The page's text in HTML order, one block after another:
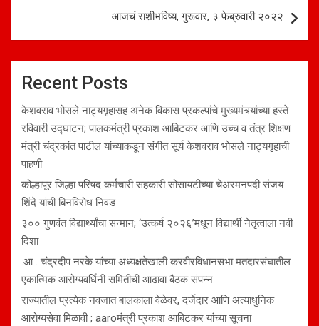
आजचं राशीभविष्य, गुरूवार, ३ फेब्रुवारी २०२२
Recent Posts
केशवराव भोसले नाट्यगृहासह अनेक विकास प्रकल्पांचे मुख्यमंत्र्यांच्या हस्ते
रविवारी उद्घाटन; पालकमंत्री प्रकाश आबिटकर आणि उच्च व तंत्र शिक्षण
मंत्री चंद्रकांत पाटील यांच्याकडून संगीत सूर्य केशवराव भोसले नाट्यगृहाची
पाहणी
कोल्हापूर जिल्हा परिषद कर्मचारी सहकारी सोसायटीच्या चेअरमनपदी संजय
शिंदे यांची बिनविरोध निवड
३०० गुणवंत विद्यार्थ्यांचा सन्मान; ‘उत्कर्ष २०२६’मधून विद्यार्थी नेतृत्वाला नवी
दिशा
:आ . चंद्रदीप नरके यांच्या अध्यक्षतेखाली करवीरविधानसभा मतदारसंघातील
एकात्मिक आरोग्यवर्धिनी समितीची आढावा बैठक संपन्न
राज्यातील प्रत्येक नवजात बालकाला वेळेवर, दर्जेदार आणि अत्याधुनिक
आरोग्यसेवा मिळावी ; aaroमंत्री प्रकाश आबिटकर यांच्या सूचना